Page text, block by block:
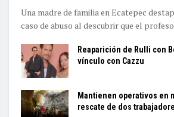
Una madre de familia en Ecatepec
caso de abuso al descubrir que el
Reaparición de Rulli con
vínculo con Cazzu
Mantienen operativos en
rescate de dos